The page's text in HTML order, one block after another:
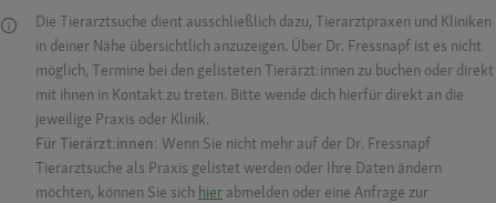
Die Tierarztsuche dient ausschließlich dazu, Tierarztpraxen und Kliniken
in deiner Nähe übersichtlich anzuzeigen. Über Dr. Fressnapf ist es nicht
möglich, Termine bei den gelisteten Tierärzt:innen zu buchen oder direkt
mit ihnen in Kontakt zu treten. Bitte wende dich hierfür direkt an die
jeweilige Praxis oder Klinik.
Für Tierärzt:innen: Wenn Sie nicht mehr auf der Dr. Fressnapf
Tierarztsuche als Praxis gelistet werden oder Ihre Daten ändern
möchten, können Sie sich hier abmelden oder eine Anfrage zur